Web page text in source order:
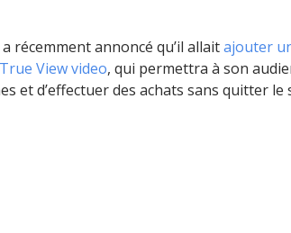
récemment annoncé qu’il allaitajouter
View video, qui permettra à son
et d’effectuer des achats sans quitter le